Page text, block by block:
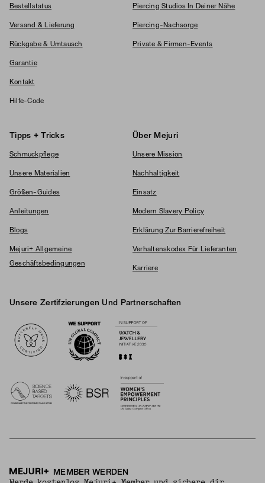
Bestellstatus
Versand & Lieferung
Rückgabe & Umtausch
Garantie
Kontakt
Hilfe-Code
Piercing Studios In Deiner Nähe
Piercing-Nachsorge
Private & Firmen-Events
Tipps + Tricks
Schmuckpflege
Unsere Materialien
Größen-Guides
Anleitungen
Blogs
Mejuri+ Allgemeine
Geschäftsbedingungen
Über Mejuri
Unsere Mission
Nachhaltigkeit
Einsatz
Modern Slavery Policy
Erklärung Zur Barrierefreiheit
Verhaltenskodex Für Lieferanten
Karriere
Unsere Zertifzierungen Und Partnerschaften
MEMBER WERDEN